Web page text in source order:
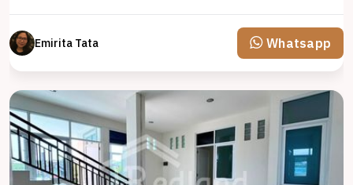
Emirita Tata Whatsapp